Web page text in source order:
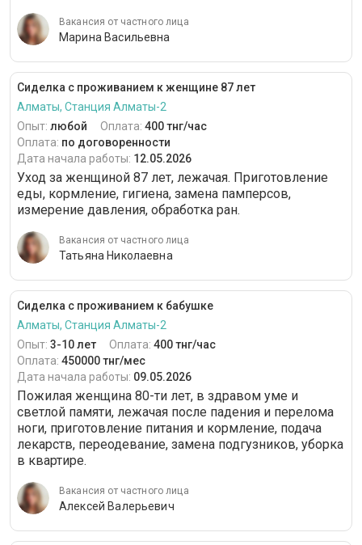
Вакансия от частного лица
Марина Васильевна
Сиделка с проживанием к женщине 87 лет
Алматы, Станция Алматы-2
Опыт: любой Оплата: 400 тнг/час
Оплата: по договоренности
Дата начала работы: 12.05.2026
Уход за женщиной 87 лет, лежачая. Приготовление
еды, кормление, гигиена, замена памперсов,
измерение давления, обработка ран.
Вакансия от частного лица
Татьяна Николаевна
Сиделка с проживанием к бабушке
Алматы, Станция Алматы-2
Опыт: 3-10 лет Оплата: 400 тнг/час
Оплата: 450000 тнг/мес
Дата начала работы: 09.05.2026
Пожилая женщина 80-ти лет, в здравом уме и
светлой памяти, лежачая после падения и перелома
ноги, приготовление питания и кормление, подача
лекарств, переодевание, замена подгузников, уборка
в квартире.
Вакансия от частного лица
Алексей Валерьевич